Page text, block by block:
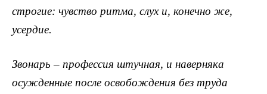
строгие: чувство ритма, слух и, конечно же,
усердие.
Звонарь – профессия штучная, и наверняка
осужденные после освобождения без труда